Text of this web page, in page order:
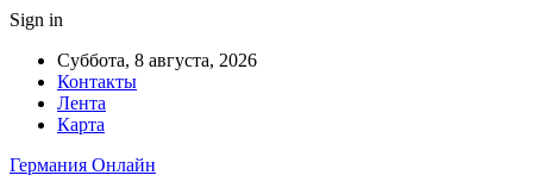
Sign in
Суббота, 8 августа, 2026
Контакты
Лента
Карта
Германия Онлайн